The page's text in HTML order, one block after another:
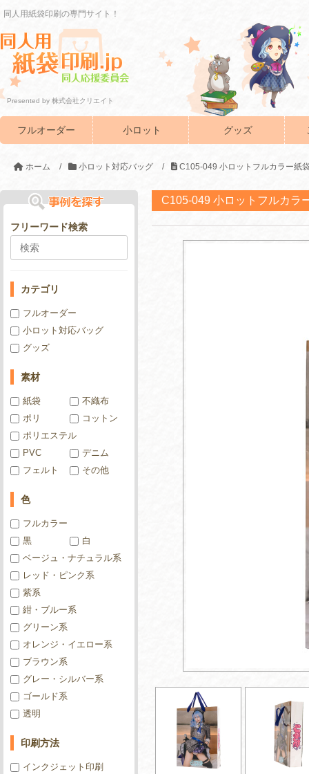
同人用紙袋印刷の専門サイト！
Presented by 株式会社クリエイト
フルオーダー 小ロット グッズ
ホーム / 小ロット対応バッグ / C105-049 小ロットフルカラー紙
C105-049 小ロットフルカラ
フリーワード検索
カテゴリ
フルオーダー
小ロット対応バッグ
グッズ
素材
紙袋
不織布
ポリ
コットン
ポリエステル
PVC
デニム
フェルト
その他
色
フルカラー
黒
白
ベージュ・ナチュラル系
レッド・ピンク系
紫系
紺・ブルー系
グリーン系
オレンジ・イエロー系
ブラウン系
グレー・シルバー系
ゴールド系
透明
印刷方法
インクジェット印刷